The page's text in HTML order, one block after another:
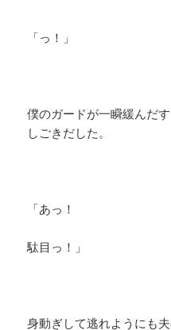
「っ！」
僕のガードが一瞬緩んだ
しごきだした。
「あっ！
駄目っ！」
身動ぎして逃れようにも